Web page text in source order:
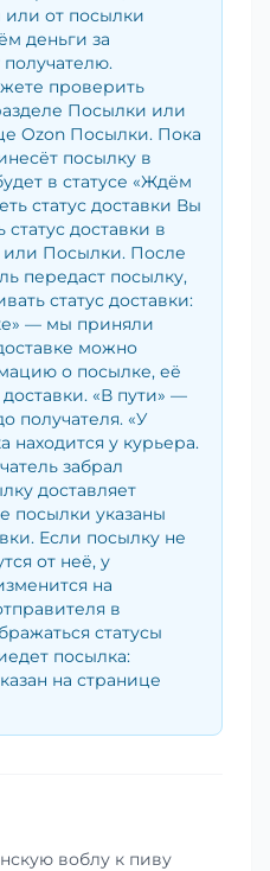
или от посылки
деньги за
проверить
Посылки или
Ozon Посылки. Пока
посылку в
в статусе «Ждём
статус доставки Вы
доставки в
или Посылки. После
передаст посылку,
статус доставки:
— мы приняли
можно
о посылке, её
«В пути» —
получателя. «У
находится у курьера.
забрал
доставляет
посылки указаны
Если посылку не
от неё, у
на
в
статусы
посылка:
на странице
воблу к пиву